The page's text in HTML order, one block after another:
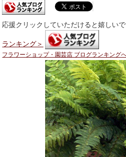
応援クリックしていただけると嬉しいで
ランキング＞
フラワーショップ・園芸店 ブログランキング